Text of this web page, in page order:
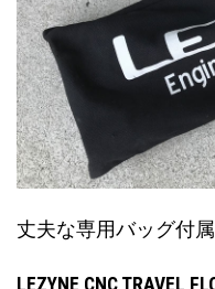
丈夫な専用バッグ付属